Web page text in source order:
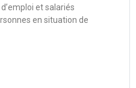
et salariés
en situation de